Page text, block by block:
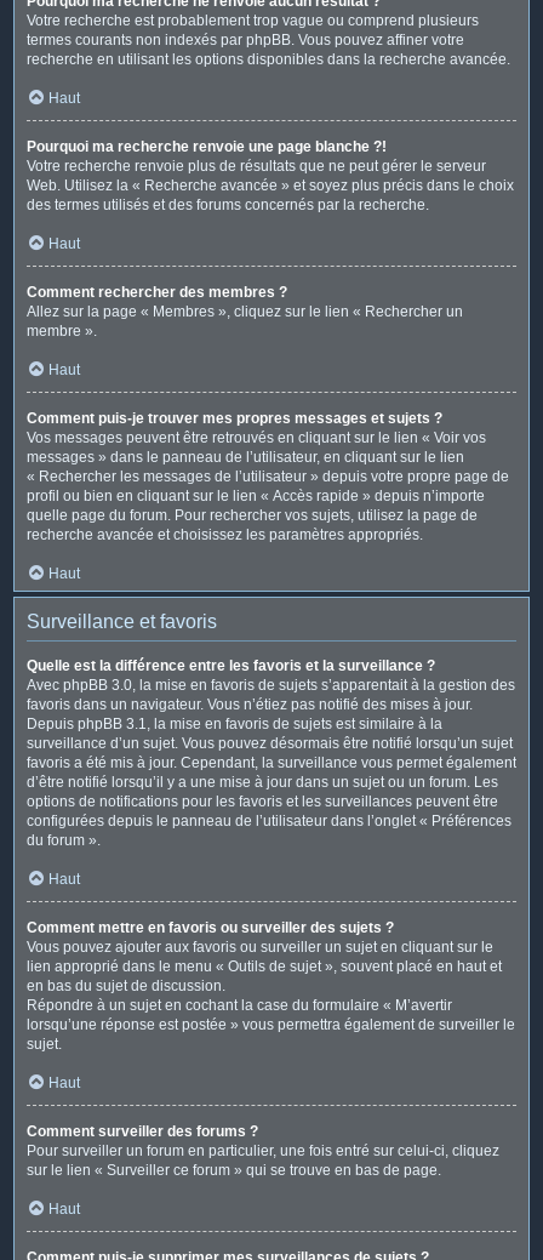
Votre recherche est probablement trop vague ou comprend plusieurs
termes courants non indexés par phpBB. Vous pouvez affiner votre
recherche en utilisant les options disponibles dans la recherche avancée.
Haut
Pourquoi ma recherche renvoie une page blanche ?!
Votre recherche renvoie plus de résultats que ne peut gérer le serveur
Web. Utilisez la « Recherche avancée » et soyez plus précis dans le choix
des termes utilisés et des forums concernés par la recherche.
Haut
Comment rechercher des membres ?
Allez sur la page « Membres », cliquez sur le lien « Rechercher un
membre ».
Haut
Comment puis-je trouver mes propres messages et sujets ?
Vos messages peuvent être retrouvés en cliquant sur le lien « Voir vos
messages » dans le panneau de l’utilisateur, en cliquant sur le lien
« Rechercher les messages de l’utilisateur » depuis votre propre page de
profil ou bien en cliquant sur le lien « Accès rapide » depuis n’importe
quelle page du forum. Pour rechercher vos sujets, utilisez la page de
recherche avancée et choisissez les paramètres appropriés.
Haut
Surveillance et favoris
Quelle est la différence entre les favoris et la surveillance ?
Avec phpBB 3.0, la mise en favoris de sujets s’apparentait à la gestion des
favoris dans un navigateur. Vous n’étiez pas notifié des mises à jour.
Depuis phpBB 3.1, la mise en favoris de sujets est similaire à la
surveillance d’un sujet. Vous pouvez désormais être notifié lorsqu’un sujet
favoris a été mis à jour. Cependant, la surveillance vous permet également
d’être notifié lorsqu’il y a une mise à jour dans un sujet ou un forum. Les
options de notifications pour les favoris et les surveillances peuvent être
configurées depuis le panneau de l’utilisateur dans l’onglet « Préférences
du forum ».
Haut
Comment mettre en favoris ou surveiller des sujets ?
Vous pouvez ajouter aux favoris ou surveiller un sujet en cliquant sur le
lien approprié dans le menu « Outils de sujet », souvent placé en haut et
en bas du sujet de discussion.
Répondre à un sujet en cochant la case du formulaire « M’avertir
lorsqu’une réponse est postée » vous permettra également de surveiller le
sujet.
Haut
Comment surveiller des forums ?
Pour surveiller un forum en particulier, une fois entré sur celui-ci, cliquez
sur le lien « Surveiller ce forum » qui se trouve en bas de page.
Haut